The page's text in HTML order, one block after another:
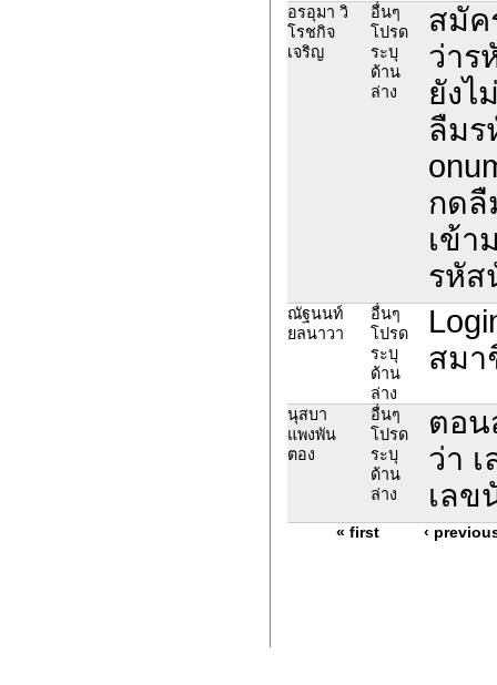
อรอุมา วิ
โรชกิจ
เจริญ
อื่นๆ
โปรด
ระบุ
ด้าน
ล่าง
สมัค
ว่าร
ยังไ
ลืมร
กดลื
เข้า
รหัส
ณัฐนนท์
ยลนาวา
อื่นๆ
โปรด
ระบุ
ด้าน
ล่าง
สมา
นุสบา
แพงพัน
ตอง
อื่นๆ
โปรด
ระบุ
ด้าน
ล่าง
ตอ
ว่า
เลข
« first ‹